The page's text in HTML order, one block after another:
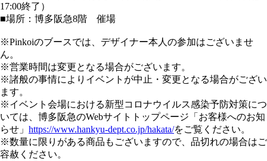
17:00終了）
■場所：博多阪急8階 催場
※Pinkoiのブースでは、デザイナー本人の参加はございませ
ん。
※営業時間は変更となる場合がございます。
※諸般の事情によりイベントが中止・変更となる場合がござい
ます。
※イベント会場における新型コロナウイルス感染予防対策につ
いては、博多阪急のWebサイトトップページ「お客様へのお知
らせ」 https://www.hankyu-dept.co.jp/hakata/をご覧ください。
※数量に限りがある商品もございますので、品切れの場合はご
容赦ください。